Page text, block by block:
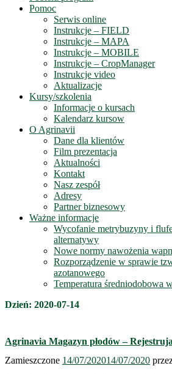
Pomoc
Serwis online
Instrukcje – FIELD
Instrukcje – MAPA
Instrukcje – MOBILE
Instrukcje – CropManager
Instrukcje video
Aktualizacje
Kursy/szkolenia
Informacje o kursach
Kalendarz kursow
O Agrinavii
Dane dla klientów
Film prezentacja
Aktualności
Kontakt
Nasz zespół
Adresy
Partner biznesowy
Ważne informacje
Wycofanie metrybuzyny i
alternatywy
Nowe normy nawożenia
Rozporządzenie w sprawie
azotanowego
Temperatura średniodobowa
Dzień: 2020-07-14
Agrinavia Magazyn płodów –
Zamieszczone 14/07/202014/07/2020